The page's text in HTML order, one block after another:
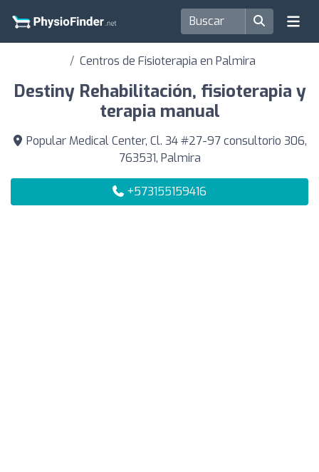
Centros de Fisioterapia en Palmira
Destiny Rehabilitación, fisioterapia y
terapia manual
Popular Medical Center, Cl. 34 #27-97 consultorio 306,
763531, Palmira
+573155159416